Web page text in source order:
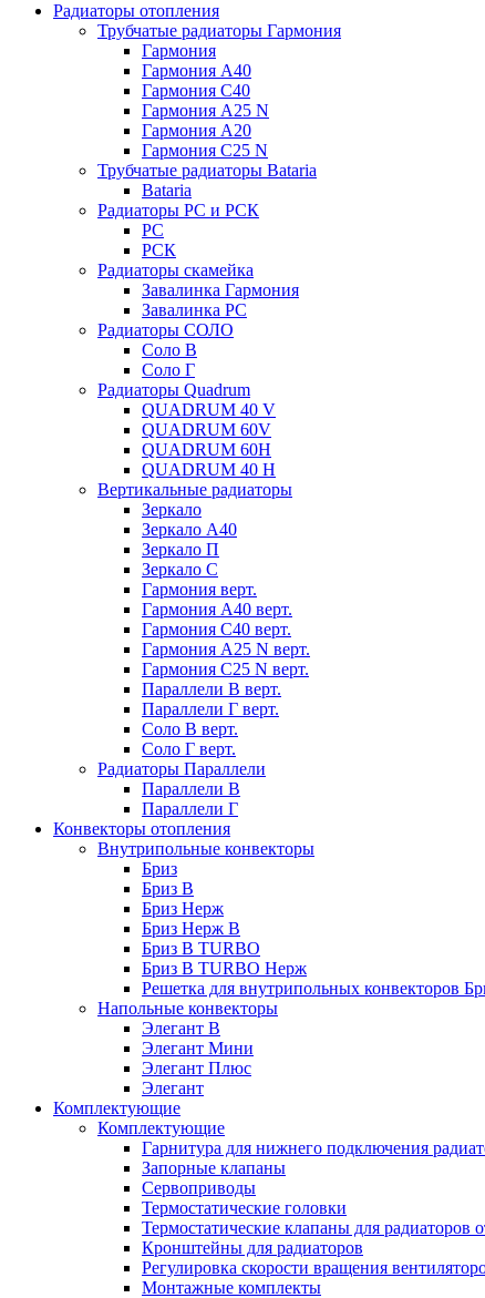
Радиаторы отопления
Трубчатые радиаторы Гармония
Гармония
Гармония А40
Гармония С40
Гармония А25 N
Гармония А20
Гармония С25 N
Трубчатые радиаторы Bataria
Bataria
Радиаторы РС и РСК
РС
РСК
Радиаторы скамейка
Завалинка Гармония
Завалинка РС
Радиаторы СОЛО
Соло В
Соло Г
Радиаторы Quadrum
QUADRUM 40 V
QUADRUM 60V
QUADRUM 60H
QUADRUM 40 H
Вертикальные радиаторы
Зеркало
Зеркало А40
Зеркало П
Зеркало С
Гармония верт.
Гармония А40 верт.
Гармония С40 верт.
Гармония А25 N верт.
Гармония С25 N верт.
Параллели В верт.
Параллели Г верт.
Соло В верт.
Соло Г верт.
Радиаторы Параллели
Параллели В
Параллели Г
Конвекторы отопления
Внутрипольные конвекторы
Бриз
Бриз В
Бриз Нерж
Бриз Нерж В
Бриз В TURBO
Бриз В TURBO Нерж
Решетка для внутрипольных конвекторов
Напольные конвекторы
Элегант В
Элегант Мини
Элегант Плюс
Элегант
Комплектующие
Комплектующие
Гарнитура для нижнего подключения
Запорные клапаны
Сервоприводы
Термостатические головки
Термостатические клапаны для радиаторов
Кронштейны для радиаторов
Регулировка скорости вращения
Монтажные комплекты